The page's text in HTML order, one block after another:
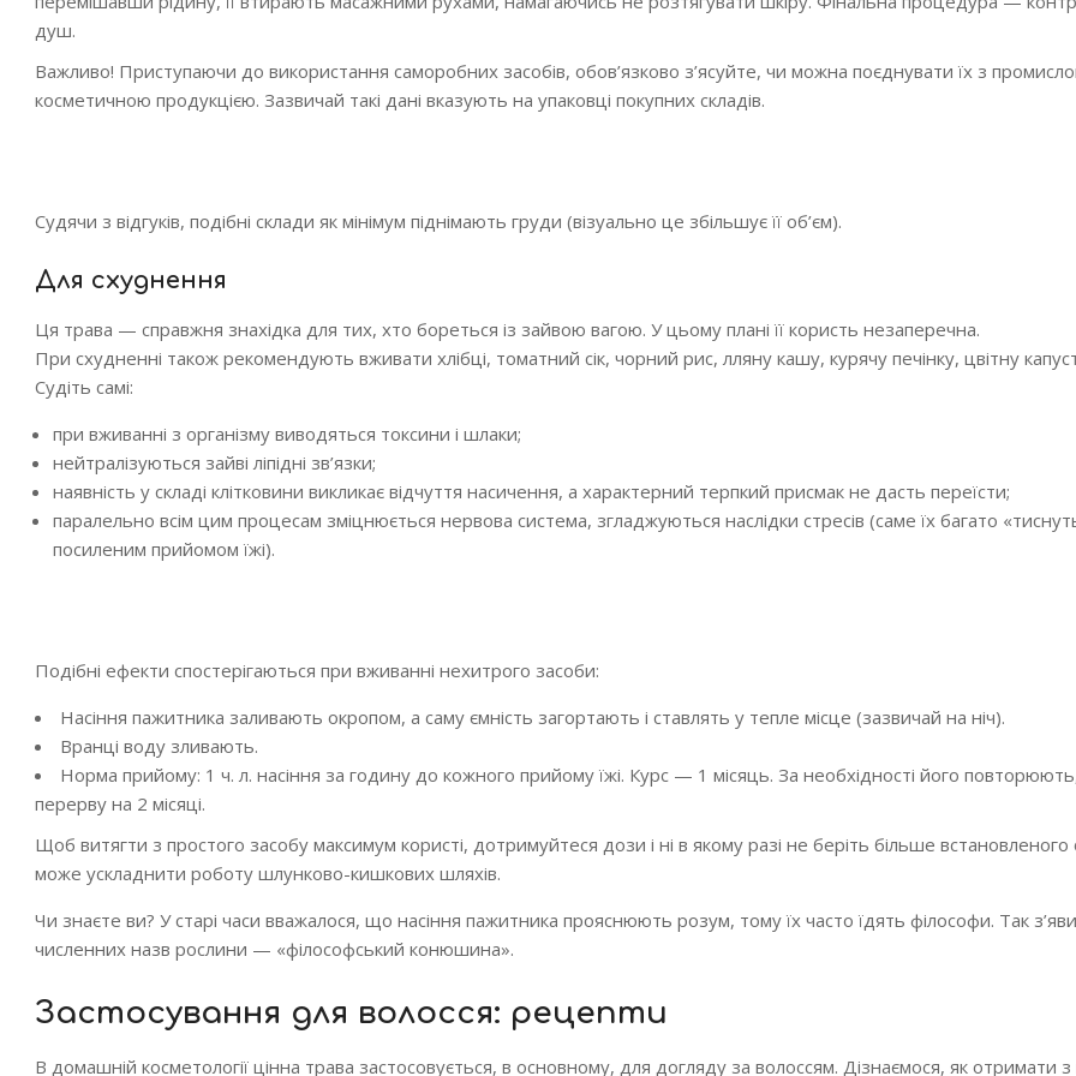
душ.
Важливо! Приступаючи до використання саморобних засобів, обов’язково з’ясуйте, чи можна поєднувати їх з
косметичною продукцією. Зазвичай такі дані вказують на упаковці покупних складів.
Судячи з відгуків, подібні склади як мінімум піднімають груди (візуально це збільшує її об’єм).
Для схуднення
Ця трава — справжня знахідка для тих, хто бореться із зайвою вагою. У цьому плані її користь незаперечна.
При схудненні також рекомендують вживати хлібці, томатний сік, чорний рис, лляну кашу, курячу печінку, цвітну
Судіть самі:
при вживанні з організму виводяться токсини і шлаки;
нейтралізуються зайві ліпідні зв’язки;
наявність у складі клітковини викликає відчуття насичення, а характерний терпкий присмак не дасть переїсти;
паралельно всім цим процесам зміцнюється нервова система, згладжуються наслідки стресів (саме їх багато
посиленим прийомом їжі).
Подібні ефекти спостерігаються при вживанні нехитрого засоби:
Насіння пажитника заливають окропом, а саму ємність загортають і ставлять у тепле місце (зазвичай на ніч).
Вранці воду зливають.
Норма прийому: 1 ч. л. насіння за годину до кожного прийому їжі. Курс — 1 місяць. За необхідності його
перерву на 2 місяці.
Щоб витягти з простого засобу максимум користі, дотримуйтеся дози і ні в якому разі не беріть більше
може ускладнити роботу шлунково-кишкових шляхів.
Чи знаєте ви? У старі часи вважалося, що насіння пажитника прояснюють розум, тому їх часто їдять філософи. Так
численних назв рослини — «філософський конюшина».
Застосування для волосся: рецепти
В домашній косметології цінна трава застосовується, в основному, для догляду за волоссям. Дізнаємося, як отримати з